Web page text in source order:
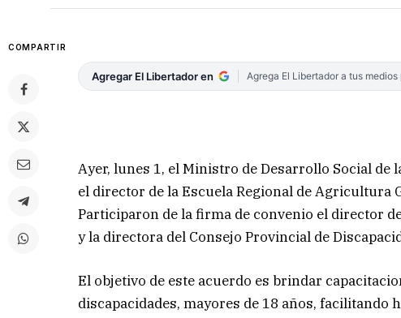
COMPARTIR
Agregar El Libertador en Agrega El Libertador a tus
Ayer, lunes 1, el Ministro de Desarrollo Social
el director de la Escuela Regional de Agricultura
Participaron de la firma de convenio el director
y la directora del Consejo Provincial de
El objetivo de este acuerdo es brindar
discapacidades, mayores de 18 años,